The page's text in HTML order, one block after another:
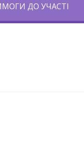
ДО УЧАСТІ